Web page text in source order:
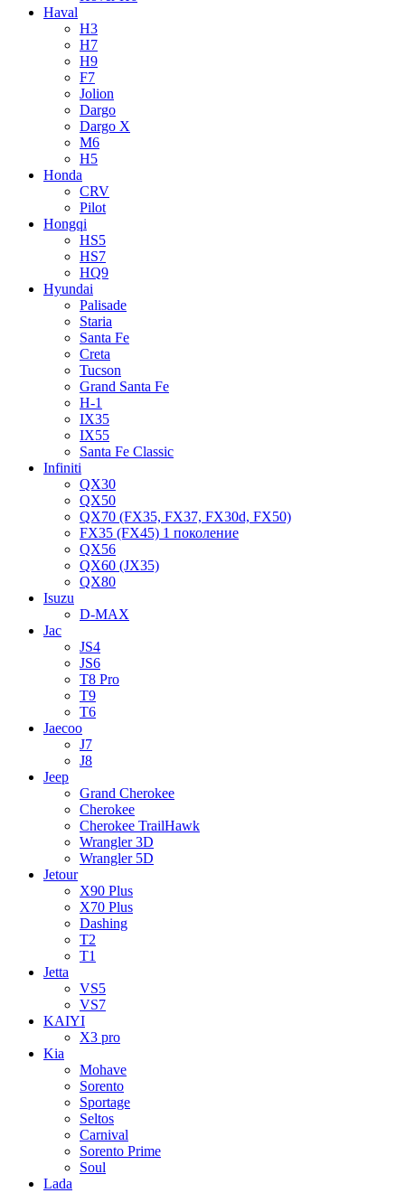
Haval
H3
H7
H9
F7
Jolion
Dargo
Dargo X
M6
H5
Honda
CRV
Pilot
Hongqi
HS5
HS7
HQ9
Hyundai
Palisade
Staria
Santa Fe
Creta
Tucson
Grand Santa Fe
H-1
IX35
IX55
Santa Fe Classic
Infiniti
QX30
QX50
QX70 (FX35, FX37, FX30d, FX50)
FX35 (FX45) 1 поколение
QX56
QX60 (JX35)
QX80
Isuzu
D-MAX
Jac
JS4
JS6
T8 Pro
T9
T6
Jaecoo
J7
J8
Jeep
Grand Cherokee
Cherokee
Cherokee TrailHawk
Wrangler 3D
Wrangler 5D
Jetour
X90 Plus
X70 Plus
Dashing
T2
T1
Jetta
VS5
VS7
KAIYI
X3 pro
Kia
Mohave
Sorento
Sportage
Seltos
Carnival
Sorento Prime
Soul
Lada